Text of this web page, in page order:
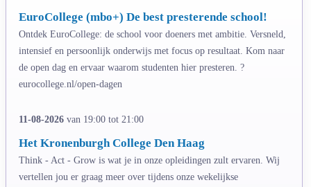
EuroCollege (mbo+) De best presterende school!
Ontdek EuroCollege: de school voor doeners met ambitie. Versneld,
intensief en persoonlijk onderwijs met focus op resultaat. Kom naar
de open dag en ervaar waarom studenten hier presteren. ?
eurocollege.nl/open-dagen
11-08-2026 van 19:00 tot 21:00
Het Kronenburgh College Den Haag
Think - Act - Grow is wat je in onze opleidingen zult ervaren. Wij
vertellen jou er graag meer over tijdens onze wekelijkse